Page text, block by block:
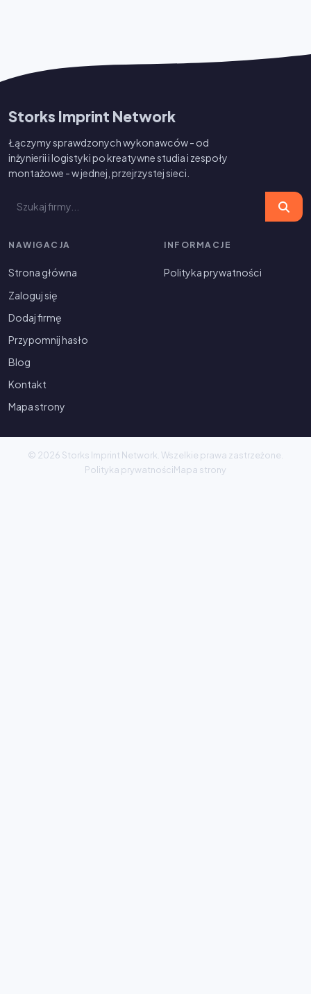
Storks Imprint Network
Łączymy sprawdzonych wykonawców - od
inżynierii i logistyki po kreatywne studia i zespoły
montażowe - w jednej, przejrzystej sieci.
NAWIGACJA
Strona główna
Zaloguj się
Dodaj firmę
Przypomnij hasło
Blog
Kontakt
Mapa strony
INFORMACJE
Polityka prywatności
© 2026 Storks Imprint Network. Wszelkie prawa zastrzeżone.
Polityka prywatnościMapa strony